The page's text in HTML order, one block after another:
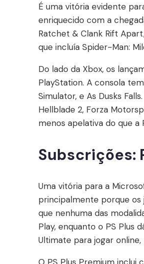
É uma vitória evidente
enriquecido com a
Ratchet & Clank Rift
que incluía Spider-Man:
Do lado da Xbox, os
PlayStation. A consola
Simulator, e As Dusks
Hellblade 2, Forza
menos apelativa do que a
Subscrições:
Uma vitória para a
principalmente porque os
que nenhuma das
Play, enquanto o PS Plus
Ultimate para jogar